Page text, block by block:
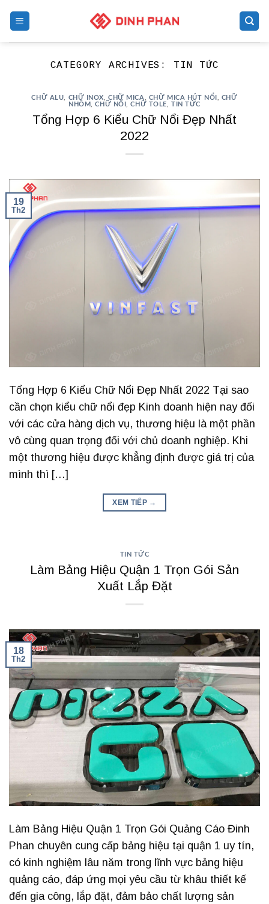
CATEGORY ARCHIVES: TIN TỨC
CHỮ ALU CHỮ INOX ,CHỮ MICA CHỮ MICA HÚT NỔI
CHỮ
NHÔM
,CHỮ NỔI ,CHỮ TOLE ,TIN TỨC
Tổng Hợp 6 Kiểu Chữ Nổi Đẹp Nhất
2022
19
Th2
Tổng Hợp 6 Kiểu Chữ Nổi Đẹp Nhất 2022 Tại sao
cần chọn kiểu chữ nổi đẹp Kinh doanh hiện nay đối
với các cửa hàng dịch vụ, thương hiệu là một phần
vô cùng quan trọng đối với chủ doanh nghiệp. Khi
một thương hiệu được khẳng định được giá trị của
mình thì […]
XEM TIẾP →
TIN TỨC
Làm Bảng Hiệu Quận 1 Trọn Gói Sản
Xuất Lắp Đặt
18
Th2
Làm Bảng Hiệu Quận 1 Trọn Gói Quảng Cáo Đinh
Phan chuyên cung cấp bảng hiệu tại quận 1 uy tín,
có kinh nghiệm lâu năm trong lĩnh vực bảng hiệu
quảng cáo, đáp ứng mọi yêu cầu từ khâu thiết kế
đến gia công, lắp đặt, đảm bảo chất lượng sản